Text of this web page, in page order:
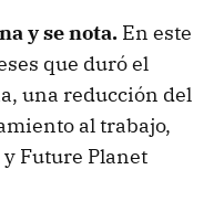
y se nota. En este
que duró el
una reducción del
al trabajo,
y Future Planet